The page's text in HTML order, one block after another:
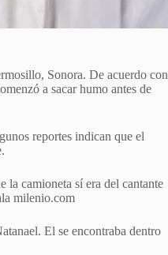
Sonora. De acuerdo con
a sacar humo antes de
reportes indican que el
la camioneta sí era del cantante
milenio.com
El se encontraba dentro